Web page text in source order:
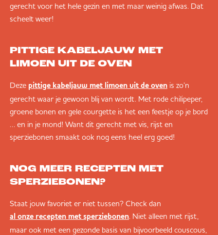
gerecht voor het hele gezin en met maar weinig afwas. Dat
scheelt weer!
PITTIGE KABELJAUW MET
LIMOEN UIT DE OVEN
Deze pittige kabeljauw met limoen uit de oven is zo’n
gerecht waar je gewoon blij van wordt. Met rode chilipeper,
groene bonen en gele courgette is het een feestje op je bord
… en in je mond! Want dit gerecht met vis, rijst en
sperziebonen smaakt ook nog eens heel erg goed!
NOG MEER RECEPTEN MET
SPERZIEBONEN?
Staat jouw favoriet er niet tussen? Check dan
al onze recepten met sperziebonen. Niet alleen met rijst,
maar ook met een gezonde basis van bijvoorbeeld couscous,